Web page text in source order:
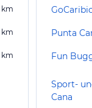
km
km
km Fun
Sport-
Cana